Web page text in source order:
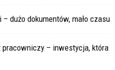
dużo dokumentów, mało czasu
pracowniczy – inwestycja, która